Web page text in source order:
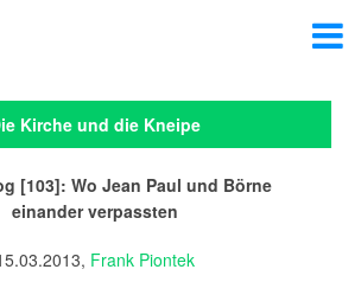
Kirche und die Kneipe
[103]: Wo Jean Paul und Börne
einander verpassten
Frank Piontek